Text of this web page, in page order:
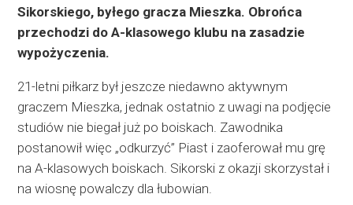
Sikorskiego, byłego gracza Mieszka. Obrońca
przechodzi do A-klasowego klubu na zasadzie
wypożyczenia.
21-letni piłkarz był jeszcze niedawno aktywnym
graczem Mieszka, jednak ostatnio z uwagi na podjęcie
studiów nie biegał już po boiskach. Zawodnika
postanowił więc „odkurzyć” Piast i zaoferował mu grę
na A-klasowych boiskach. Sikorski z okazji skorzystał i
na wiosnę powalczy dla łubowian.